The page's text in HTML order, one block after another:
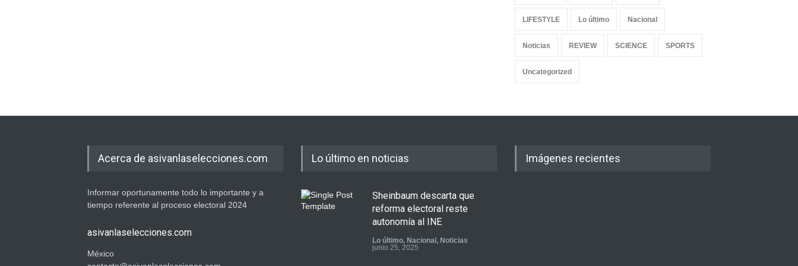
LIFESTYLE Lo último Nacional
Noticias REVIEW SCIENCE SPORTS
Uncategorized
Acerca de asivanlaselecciones.com
Informar oportunamente todo lo importante y a
tiempo referente al proceso electoral 2024
asivanlaselecciones.com
México
Lo último en noticias
Sheinbaum descarta que
reforma electoral reste
autonomía al INE
Lo último, Nacional , Noticias
junio 25, 2025
Imágenes recientes